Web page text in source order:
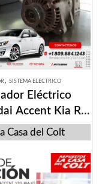
, SISTEMA ELECTRICO
Eléctrico
Accent Kia Rio
2015
Casa del Colt